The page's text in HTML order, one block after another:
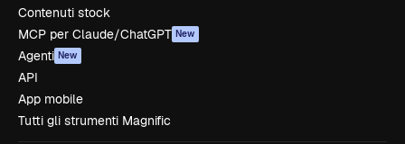
Contenuti stock
MCP per Claude/ChatGPT New
Agenti New
API
App mobile
Tutti gli strumenti Magnific